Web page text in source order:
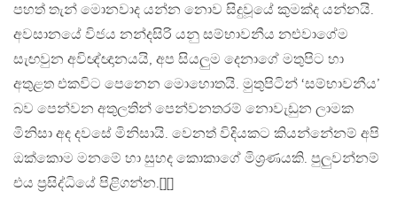
පහත් තැන් මොනවාද යන්න නොව සිදුවූයේ කුමක්ද යන්නයි.
අවසානයේ විජය නන්දසිරි යනු සම්භාවනීය නළුවාගේම
සැඟවුන අවිඥ්ඥානයයි, අප සියලුම දෙනාගේ මතුපිට හා
අතුළත එකවිට පෙනෙන මොහොතයි. මුතුපිටින් ‘සම්භාවනීය’
බව පෙන්වන අතුලතින් පෙන්වනතරම් නොවැඩුන ලාමක
මිනිසා අද දවසේ මිනිසායි. වෙනත් විදියකට කියන්නේනම් අපි
ඔක්කොම මනමේ හා සුහද කොකාගේ මිශ්‍රණයකි. පුලුවන්නම්
එය ප්‍රසිද්ධියේ පිළිගන්න.[][]